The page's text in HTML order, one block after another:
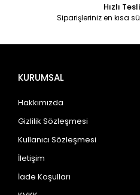
Hızlı
Siparişleriniz en kısa
KURUMSAL
Hakkımızda
Gizlilik Sözleşmesi
Kullanıcı Sözleşmesi
İletişim
İade Koşulları